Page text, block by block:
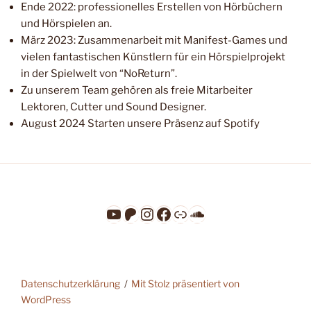
Ende 2022: professionelles Erstellen von Hörbüchern
und Hörspielen an.
März 2023: Zusammenarbeit mit Manifest-Games und
vielen fantastischen Künstlern für ein Hörspielprojekt
in der Spielwelt von “NoReturn”.
Zu unserem Team gehören als freie Mitarbeiter
Lektoren, Cutter und Sound Designer.
August 2024 Starten unsere Präsenz auf Spotify
YouTube
Patreon
Instagram
Facebook
LinkSoundCloud
Datenschutzerklärung
Mit Stolz präsentiert von
WordPress